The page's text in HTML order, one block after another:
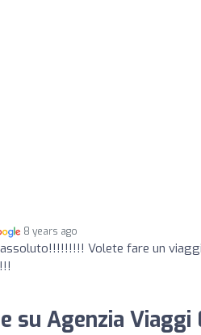
8 years ago
Volete fare un
su Agenzia Viaggi